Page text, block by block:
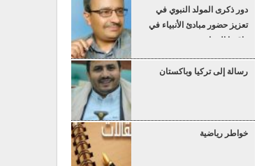
دور ذكرى المولد النبوي في
تعزيز حضور مبادئ الأنبياء في
واقعنا المعاصر
رسالة إلى تركيا وباكستان
خواطر رياضية